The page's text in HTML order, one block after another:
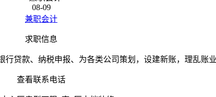
08-09
兼职会计
求职信息
贷款、纳税申报、为各类公司策划，设建新账，理乱账
查看联系电话